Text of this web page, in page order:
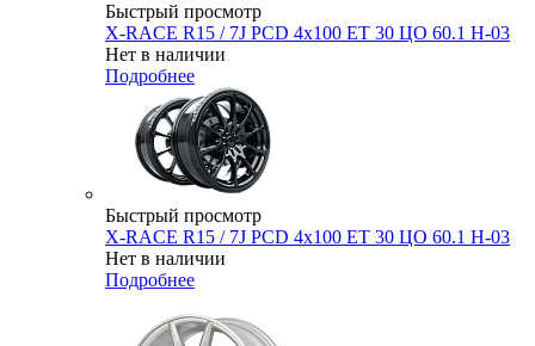
Быстрый просмотр
X-RACE R15 / 7J PCD 4x100 ЕТ 30 ЦО 60.1 H-03
Нет в наличии
Подробнее
Быстрый просмотр
X-RACE R15 / 7J PCD 4x100 ЕТ 30 ЦО 60.1 H-03
Нет в наличии
Подробнее